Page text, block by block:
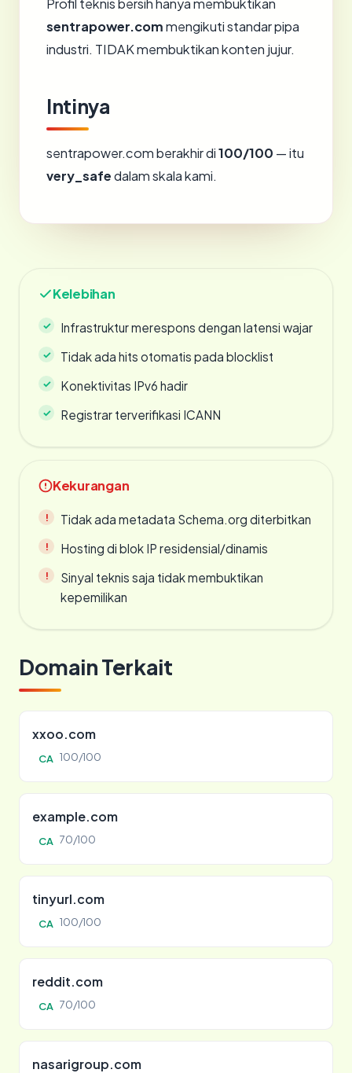
Profil teknis bersih hanya membuktikan
sentrapower.commengikuti standar pipa
industri. TIDAK membuktikan konten jujur.
Intinya
sentrapower.com berakhir di100/100 — itu
very_safedalam skala kami.
Kelebihan
Infrastruktur merespons dengan latensi wajar
Tidak ada hits otomatis pada blocklist
Konektivitas IPv6 hadir
Registrar terverifikasi ICANN
Kekurangan
Tidak ada metadata Schema.org diterbitkan
Hosting di blok IP residensial/dinamis
Sinyal teknis saja tidak membuktikan
kepemilikan
Domain Terkait
xxoo.com
CA 100/100
example.com
CA 70/100
tinyurl.com
CA 100/100
reddit.com
CA 70/100
nasarigroup.com